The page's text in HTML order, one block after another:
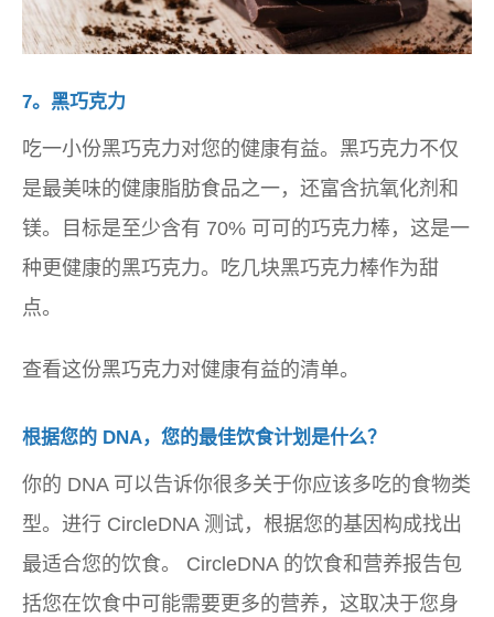
7。黑巧克力
吃一小份黑巧克力对您的健康有益。黑巧克力不仅
是最美味的健康脂肪食品之一，还富含抗氧化剂和
镁。目标是至少含有 70% 可可的巧克力棒，这是一
种更健康的黑巧克力。吃几块黑巧克力棒作为甜
点。
查看这份黑巧克力对健康有益的清单。
根据您的 DNA，您的最佳饮食计划是什么？
你的 DNA 可以告诉你很多关于你应该多吃的食物类
型。进行 CircleDNA 测试，根据您的基因构成找出
最适合您的饮食。 CircleDNA 的饮食和营养报告包
括您在饮食中可能需要更多的营养，这取决于您身